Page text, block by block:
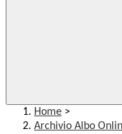
Home >
Archivio Albo